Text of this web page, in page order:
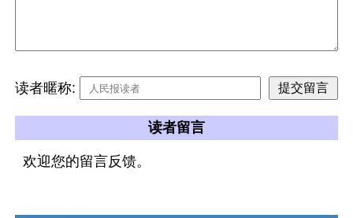
读者暱称:
读者留言
欢迎您的留言反馈。